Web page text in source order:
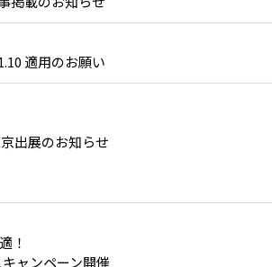
適用のお願い
出展のお知らせ
！
ャンペーン開催